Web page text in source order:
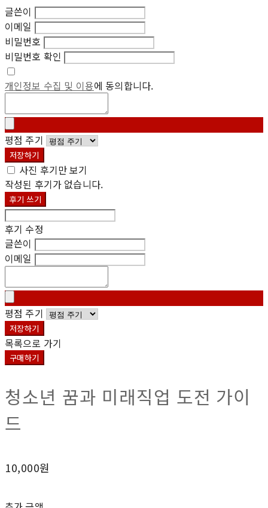
글쓴이
이메일
비밀번호
비밀번호 확인
개인정보 수집 및 이용에 동의합니다.
평점 주기
저장하기
사진 후기만 보기
작성된 후기가 없습니다.
후기 쓰기
후기 수정
글쓴이
이메일
평점 주기
저장하기
목록으로 가기
구매하기
청소년 꿈과 미래직업 도전 가이
드
10,000원